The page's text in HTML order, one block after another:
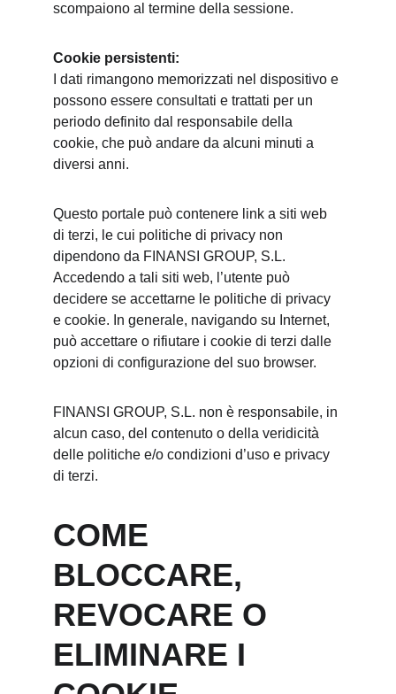
scompaiono al termine della sessione.
Cookie persistenti:
I dati rimangono memorizzati nel dispositivo e
possono essere consultati e trattati per un
periodo definito dal responsabile della
cookie, che può andare da alcuni minuti a
diversi anni.
Questo portale può contenere link a siti web
di terzi, le cui politiche di privacy non
dipendono da FINANSI GROUP, S.L.
Accedendo a tali siti web, l’utente può
decidere se accettarne le politiche di privacy
e cookie. In generale, navigando su Internet,
può accettare o rifiutare i cookie di terzi dalle
opzioni di configurazione del suo browser.
FINANSI GROUP, S.L. non è responsabile, in
alcun caso, del contenuto o della veridicità
delle politiche e/o condizioni d’uso e privacy
di terzi.
COME
BLOCCARE,
REVOCARE O
ELIMINARE I